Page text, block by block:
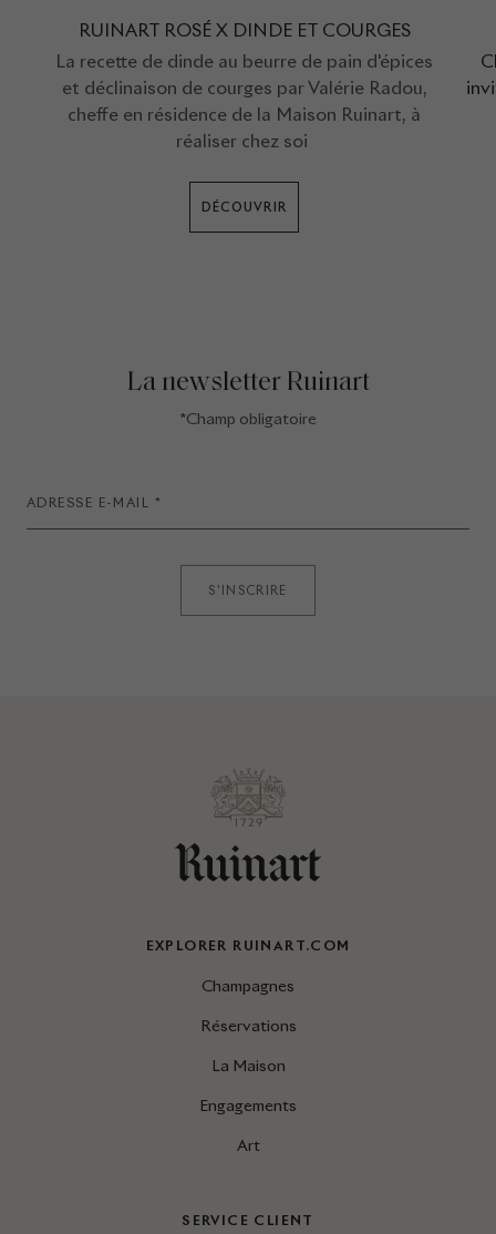
RUINART ROSÉ X DINDE ET COURGES
La recette de dinde au beurre de pain d'épices
et déclinaison de courges par Valérie Radou,
cheffe en résidence de la Maison Ruinart, à
réaliser chez soi
DÉCOUVRIR
La newsletter Ruinart
*Champ obligatoire
S'INSCRIRE
EXPLORER RUINART.COM
Champagnes
Réservations
La Maison
Engagements
Art
SERVICE CLIENT